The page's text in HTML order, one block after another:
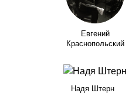
Евгений
Краснопольский
Надя Штерн